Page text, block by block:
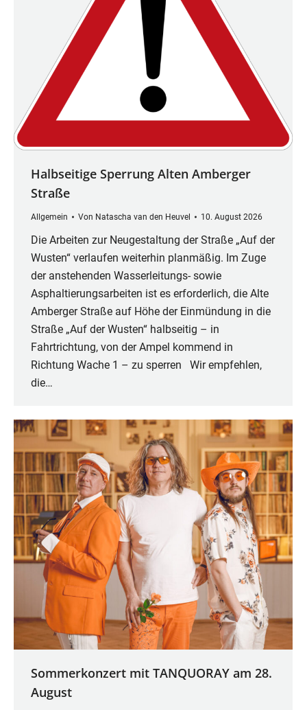
Halbseitige Sperrung Alten Amberger
Straße
Allgemein Von Natascha van den Heuvel 10. August 2026
Die Arbeiten zur Neugestaltung der Straße „Auf der
Wusten“ verlaufen weiterhin planmäßig. Im Zuge
der anstehenden Wasserleitungs- sowie
Asphaltierungsarbeiten ist es erforderlich, die Alte
Amberger Straße auf Höhe der Einmündung in die
Straße „Auf der Wusten“ halbseitig – in
Fahrtrichtung, von der Ampel kommend in
Richtung Wache 1 – zu sperren Wir empfehlen,
die…
Sommerkonzert mit TANQUORAY am 28.
August